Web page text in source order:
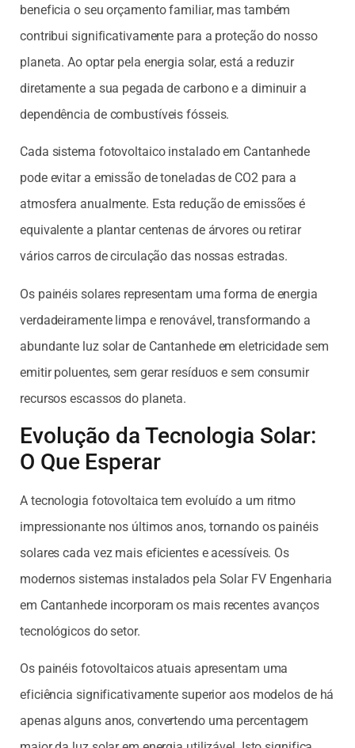
beneficia o seu orçamento familiar, mas também
contribui significativamente para a proteção do nosso
planeta. Ao optar pela energia solar, está a reduzir
diretamente a sua pegada de carbono e a diminuir a
dependência de combustíveis fósseis.
Cada sistema fotovoltaico instalado em Cantanhede
pode evitar a emissão de toneladas de CO2 para a
atmosfera anualmente. Esta redução de emissões é
equivalente a plantar centenas de árvores ou retirar
vários carros de circulação das nossas estradas.
Os painéis solares representam uma forma de energia
verdadeiramente limpa e renovável, transformando a
abundante luz solar de Cantanhede em eletricidade sem
emitir poluentes, sem gerar resíduos e sem consumir
recursos escassos do planeta.
Evolução da Tecnologia Solar:
O Que Esperar
A tecnologia fotovoltaica tem evoluído a um ritmo
impressionante nos últimos anos, tornando os painéis
solares cada vez mais eficientes e acessíveis. Os
modernos sistemas instalados pela Solar FV Engenharia
em Cantanhede incorporam os mais recentes avanços
tecnológicos do setor.
Os painéis fotovoltaicos atuais apresentam uma
eficiência significativamente superior aos modelos de há
apenas alguns anos, convertendo uma percentagem